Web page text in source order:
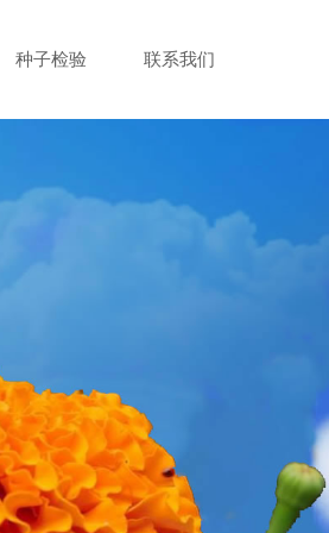
种子检验 联系我们